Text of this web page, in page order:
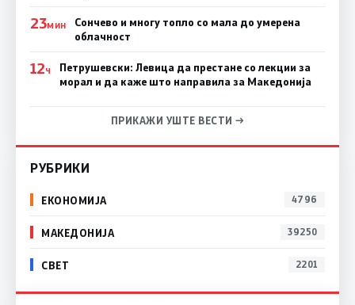
23МИН
Сончево и многу топло со мала до умерена
облачност
12Ч
Петрушевски: Левица да престане со лекции за
морал и да каже што направила за Македонија
ПРИКАЖИ УШТЕ ВЕСТИ →
РУБРИКИ
ЕКОНОМИЈА 4796
МАКЕДОНИЈА 39250
СВЕТ 2201